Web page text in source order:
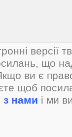
версії
що
ви є
щоб
з нами і ми